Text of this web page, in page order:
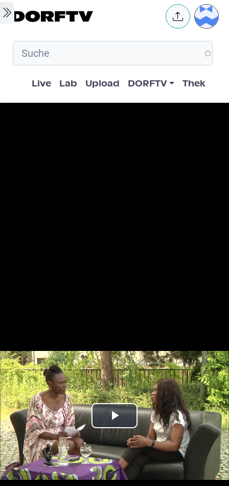
Skip to main content User
Hauptnavigation
Live Lab Upload DORFTV Thek
Play
Video